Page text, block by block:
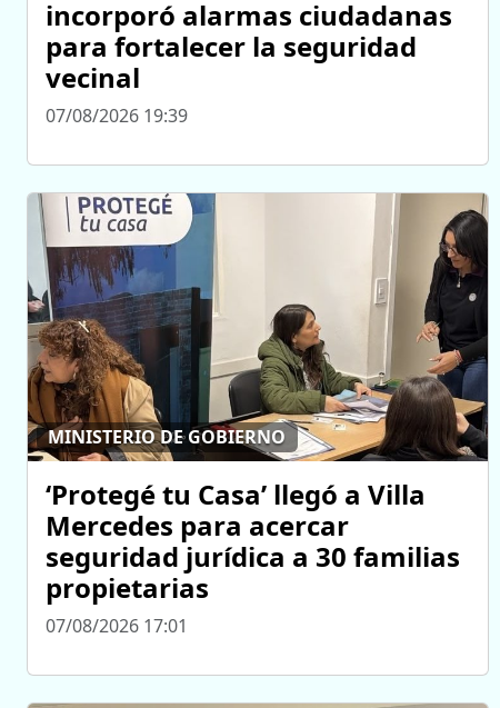
incorporó alarmas ciudadanas
para fortalecer la seguridad
vecinal
07/08/2026 19:39
MINISTERIO DE GOBIERNO
‘Protegé tu Casa’ llegó a Villa
Mercedes para acercar
seguridad jurídica a 30 familias
propietarias
07/08/2026 17:01